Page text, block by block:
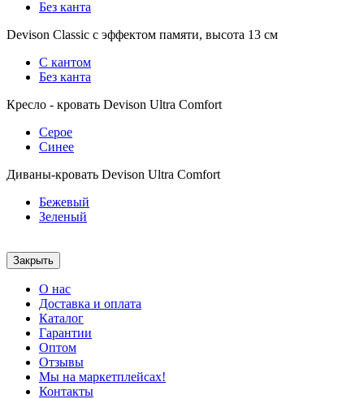
Без канта
Devison Classic с эффектом памяти, высота 13 см
С кантом
Без канта
Кресло - кровать Devison Ultra Comfort
Серое
Синее
Диваны-кровать Devison Ultra Comfort
Бежевый
Зеленый
Закрыть
О нас
Доставка и оплата
Каталог
Гарантии
Оптом
Отзывы
Мы на маркетплейсах!
Контакты